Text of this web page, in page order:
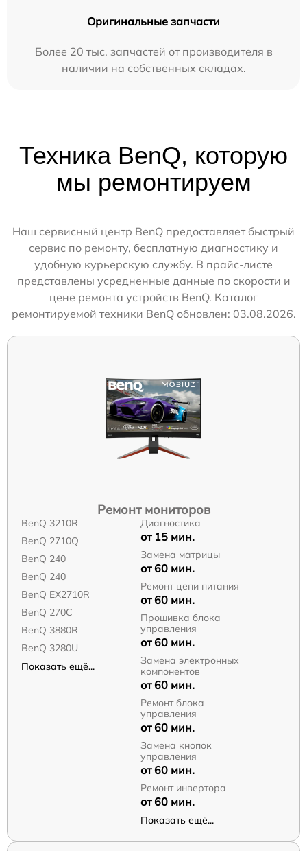
Оригинальные запчасти
Более 20 тыс. запчастей от производителя в
наличии на собственных складах.
Техника BenQ, которую
мы ремонтируем
Наш сервисный центр BenQ предоставляет быстрый
сервис по ремонту, бесплатную диагностику и
удобную курьерскую службу. В прайс-листе
представлены усредненные данные по скорости и
цене ремонта устройств BenQ. Каталог
ремонтируемой техники BenQ обновлен: 03.08.2026.
Ремонт мониторов
BenQ 3210R
BenQ 2710Q
BenQ 240
BenQ 240
BenQ EX2710R
BenQ 270C
BenQ 3880R
BenQ 3280U
Показать ещё...
Диагностика
от 15 мин.
Замена матрицы
от 60 мин.
Ремонт цепи питания
от 60 мин.
Прошивка блока
управления
от 60 мин.
Замена электронных
компонентов
от 60 мин.
Ремонт блока
управления
от 60 мин.
Замена кнопок
управления
от 60 мин.
Ремонт инвертора
от 60 мин.
Показать ещё...